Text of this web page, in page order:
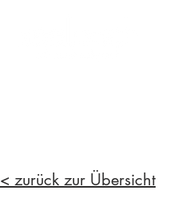
< zurück zur Übersicht